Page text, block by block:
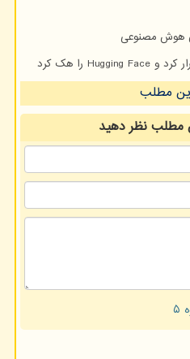
هوش مصنوعی
مطلب
مطلبنظر دهید